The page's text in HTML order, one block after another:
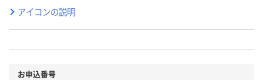
アイコンの説明
お申込番号